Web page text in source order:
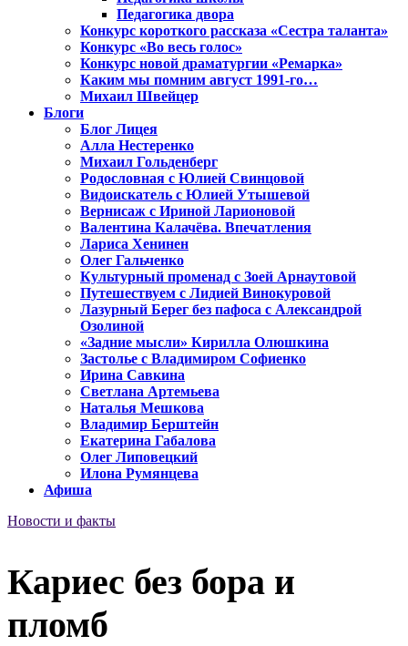
Педагогика двора
Конкурс короткого рассказа «Сестра таланта»
Конкурс «Во весь голос»
Конкурс новой драматургии «Ремарка»
Каким мы помним август 1991-го…
Михаил Швейцер
Блоги
Блог Лицея
Алла Нестеренко
Михаил Гольденберг
Родословная с Юлией Свинцовой
Видоискатель с Юлией Утышевой
Вернисаж с Ириной Ларионовой
Валентина Калачёва. Впечатления
Лариса Хенинен
Олег Гальченко
Культурный променад с Зоей Арнаутовой
Путешествуем с Лидией Винокуровой
Лазурный Берег без пафоса с Александрой
Озолиной
«Задние мысли» Кирилла Олюшкина
Застолье с Владимиром Софиенко
Ирина Савкина
Светлана Артемьева
Наталья Мешкова
Владимир Берштейн
Екатерина Габалова
Олег Липовецкий
Илона Румянцева
Афиша
Новости и факты
Кариес без бора и
пломб